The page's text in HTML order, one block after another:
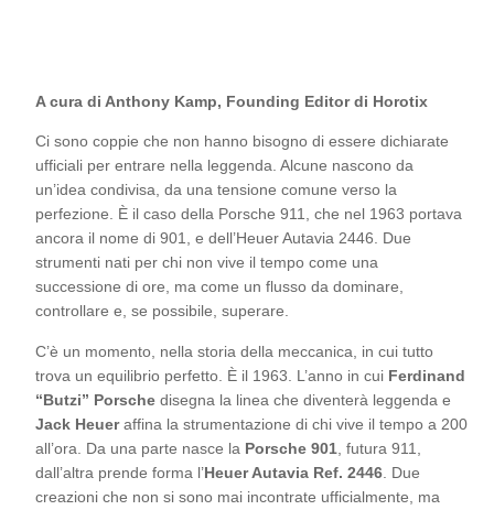
A cura di Anthony Kamp, Founding Editor di Horotix
Ci sono coppie che non hanno bisogno di essere dichiarate
ufficiali per entrare nella leggenda. Alcune nascono da
un’idea condivisa, da una tensione comune verso la
perfezione. È il caso della Porsche 911, che nel 1963 portava
ancora il nome di 901, e dell’Heuer Autavia 2446. Due
strumenti nati per chi non vive il tempo come una
successione di ore, ma come un flusso da dominare,
controllare e, se possibile, superare.
C’è un momento, nella storia della meccanica, in cui tutto
trova un equilibrio perfetto. È il 1963. L’anno in cui Ferdinand
“Butzi” Porsche disegna la linea che diventerà leggenda e
Jack Heueraffina la strumentazione di chi vive il tempo a 200
all’ora. Da una parte nasce la Porsche 901 , futura 911,
dall’altra prende forma l’Heuer Autavia Ref. 2446 . Due
creazioni che non si sono mai incontrate ufficialmente, ma